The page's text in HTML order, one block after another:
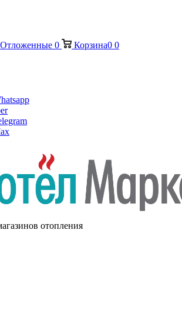
Отложенные 0 Корзина0 0
отопления